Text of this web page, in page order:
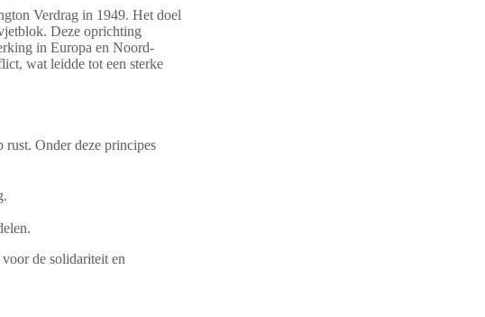
Verdrag in 1949. Het doel
Deze oprichting
in Europa en Noord-
wat leidde tot een sterke
Onder deze principes
de solidariteit en